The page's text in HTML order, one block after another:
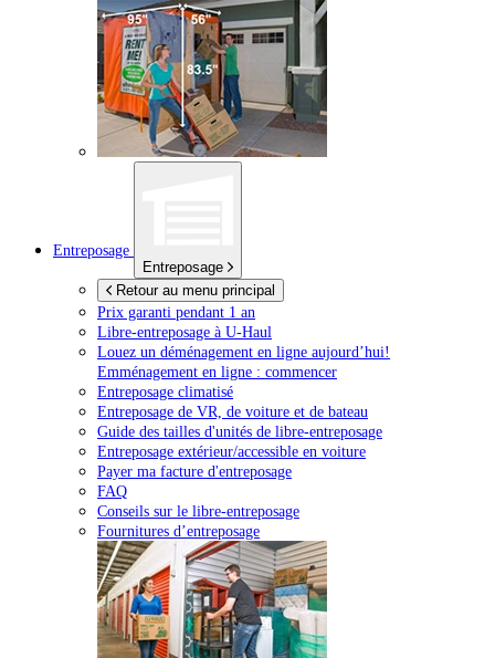
Entreposage
Entreposage
Retour au menu principal
Prix garanti pendant 1 an
Libre-entreposage à U-Haul
Louez un déménagement en ligne aujourd’hui!
Emménagement en ligne : commencer
Entreposage climatisé
Entreposage de VR, de voiture et de bateau
Guide des tailles d'unités de libre-entreposage
Entreposage extérieur/accessible en voiture
Payer ma facture d'entreposage
FAQ
Conseils sur le libre-entreposage
Fournitures d’entreposage